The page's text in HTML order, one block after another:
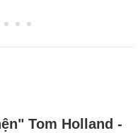
Tom Holland -